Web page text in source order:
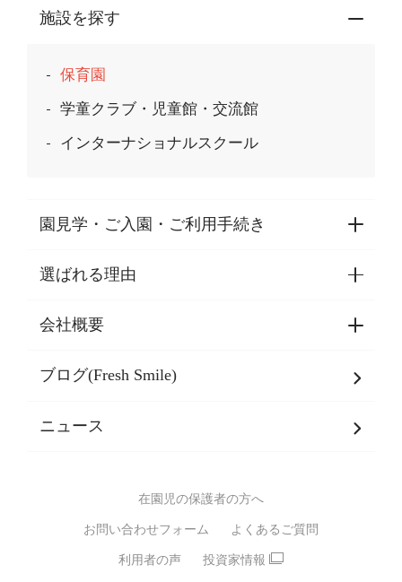
施設を探す
保育園
学童クラブ・児童館・交流館
インターナショナルスクール
園見学・ご入園・ご利用手続き
園見学・ご入園・ご利用手続き
東京都認証保育所空き状況
選ばれる理由
選ばれる理由一覧
乳児期・幼児期・
バイリンガル保育園
スポーツ保育園
モンテッソーリ式保育園
会社概要
会社概要
SDGsについて
ブログ(Fresh Smile)
ニュース
在園児の保護者の方へ
お問い合わせフォーム よくあるご質問
利用者の声 投資家情報